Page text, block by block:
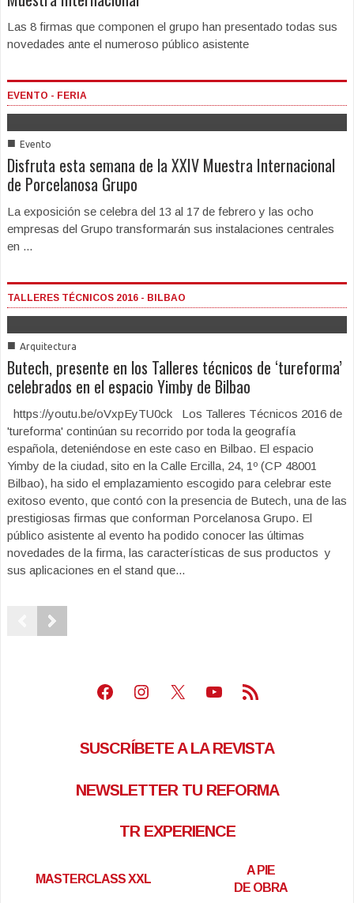
Las 8 firmas que componen el grupo han presentado todas sus
novedades ante el numeroso público asistente
EVENTO - FERIA
■ Evento
Disfruta esta semana de la XXIV Muestra Internacional
de Porcelanosa Grupo
La exposición se celebra del 13 al 17 de febrero y las ocho
empresas del Grupo transformarán sus instalaciones centrales
en ...
TALLERES TÉCNICOS 2016 - BILBAO
■ Arquitectura
Butech, presente en los Talleres técnicos de ‘tureforma’
celebrados en el espacio Yimby de Bilbao
https://youtu.be/oVxpEyTU0ck Los Talleres Técnicos 2016 de
'tureforma' continúan su recorrido por toda la geografía
española, deteniéndose en este caso en Bilbao. El espacio
Yimby de la ciudad, sito en la Calle Ercilla, 24, 1º (CP 48001
Bilbao), ha sido el emplazamiento escogido para celebrar este
exitoso evento, que contó con la presencia de Butech, una de las
prestigiosas firmas que conforman Porcelanosa Grupo. El
público asistente al evento ha podido conocer las últimas
novedades de la firma, las características de sus productos y
sus aplicaciones en el stand que...
Facebook
Instagram
X Youtube
Feed RSS
SUSCRÍBETE A LA REVISTA
NEWSLETTER TU REFORMA
TR EXPERIENCE
MASTERCLASS XXL
A PIE
DE OBRA